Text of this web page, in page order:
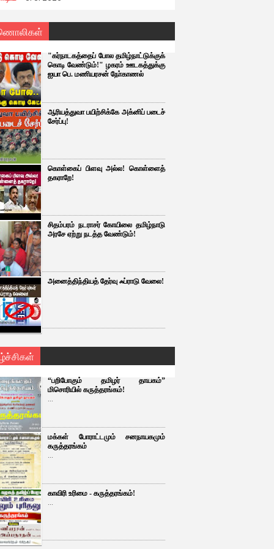
"கர்நாடகத்தைப் போல தமிழ்நாட்டுக்குக்
கொடி வேண்டும்!" ழகரம் ஊடகத்துக்கு
ஐயா பெ. மணியரசன் நோ்காணல்
ஆரியத்துவா பயிற்சிக்கே அக்னிப் படைச்
சேர்ப்பு!
கொள்கைப் பிளவு அல்ல! கொள்ளைத்
தகராறே!
சிதம்பரம் நடராசர் கோயிலை தமிழ்நாடு
அரசே ஏற்று நடத்த வேண்டும்!
அனைத்திந்தியத் தேர்வு ஃப்ராடு வேலை!
“பறிபோகும் தமிழர் தாயகம்”
மிசொரியில் கருத்தரங்கம்!
...
மக்கள் போராட்டமும் சனநாயகமும்
கருத்தரங்கம்
...
காவிரி உரிமை - கருத்தரங்கம்!
...